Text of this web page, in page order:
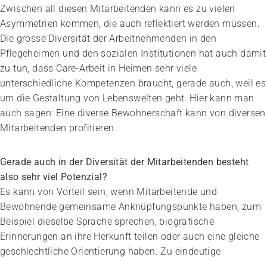
Zwischen all diesen Mitarbeitenden kann es zu vielen
Asymmetrien kommen, die auch reflektiert werden müssen.
Die grosse Diversität der Arbeitnehmenden in den
Pflegeheimen und den sozialen Institutionen hat auch damit
zu tun, dass Care-Arbeit in Heimen sehr viele
unterschiedliche Kompetenzen braucht, gerade auch, weil es
um die Gestaltung von Lebenswelten geht. Hier kann man
auch sagen: Eine diverse Bewohnerschaft kann von diversen
Mitarbeitenden profitieren.
Gerade auch in der Diversität der Mitarbeitenden besteht
also sehr viel Potenzial?
Es kann von Vorteil sein, wenn Mitarbeitende und
Bewohnende gemeinsame Anknüpfungspunkte haben, zum
Beispiel dieselbe Sprache sprechen, biografische
Erinnerungen an ihre Herkunft teilen oder auch eine gleiche
geschlechtliche Orientierung haben. Zu eindeutige